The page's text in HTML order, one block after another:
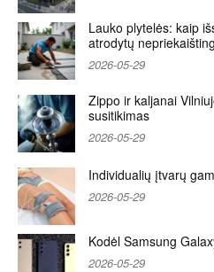
Lauko plytelės: kaip
atrodytų
2026-05-29
Zippo ir kaljanai
susitikimas
2026-05-29
Individualių įtvarų
2026-05-29
Kodėl Samsung
2026-05-29